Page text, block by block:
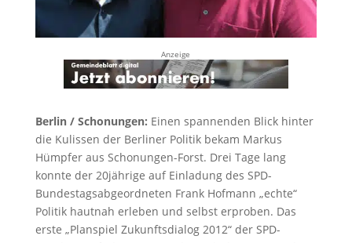
Anzeige
Berlin / Schonungen: Einen spannenden Blick hinter
die Kulissen der Berliner Politik bekam Markus
Hümpfer aus Schonungen-Forst. Drei Tage lang
konnte der 20jährige auf Einladung des SPD-
Bundestagsabgeordneten Frank Hofmann „echte“
Politik hautnah erleben und selbst erproben. Das
erste „Planspiel Zukunftsdialog 2012“ der SPD-